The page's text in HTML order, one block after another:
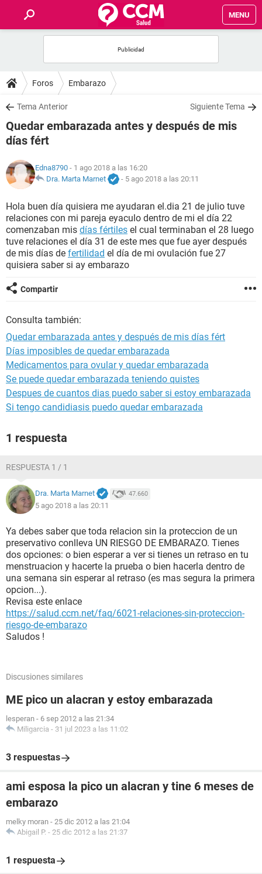
MENU
FOROS
SALUD
FAMILIA
NUTRICIÓN
SEXUALIDAD
GLOSARIO
Foros Embarazo
Tema Anterior Siguiente Tema
Quedar embarazada antes y después de mis
días fért
Edna8790 - 1 ago 2018 a las 16:20
Dra. Marta Marnet
- 5 ago 2018 a las 20:11
Hola buen día quisiera me ayudaran el.dia 21 de julio tuve
relaciones con mi pareja eyaculo dentro de mi el día 22
comenzaban mis días fértiles el cual terminaban el 28 luego
tuve relaciones el día 31 de este mes que fue ayer después
de mis días de fertilidad el día de mi ovulación fue 27
quisiera saber si ay embarazo
Compartir
Consulta también:
Quedar embarazada antes y después de mis días fért
Días imposibles de quedar embarazada
Medicamentos para ovular y quedar embarazada
Se puede quedar embarazada teniendo quistes
Despues de cuantos dias puedo saber si estoy embarazada
Si tengo candidiasis puedo quedar embarazada
1 respuesta
RESPUESTA 1 / 1
Dra. Marta Marnet 47.660
5 ago 2018 a las 20:11
Ya debes saber que toda relacion sin la proteccion de un
preservativo conlleva UN RIESGO DE EMBARAZO. Tienes
dos opciones: o bien esperar a ver si tienes un retraso en tu
menstruacion y hacerte la prueba o bien hacerla dentro de
una semana sin esperar al retraso (es mas segura la primera
opcion...).
Revisa este enlace
https://salud.ccm.net/faq/6021-relaciones-sin-proteccion-
riesgo-de-embarazo
Saludos !
Discusiones similares
ME pico un alacran y estoy embarazada
lesperan - 6 sep 2012 a las 21:34
Miligarcia - 31 jul 2023 a las 11:02
3 respuestas
ami esposa la pico un alacran y tine 6 meses de
embarazo
melky moran - 25 dic 2012 a las 21:04
Abigail P. - 25 dic 2012 a las 21:37
1 respuesta